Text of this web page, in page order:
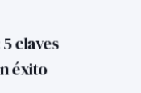
claves
éxito